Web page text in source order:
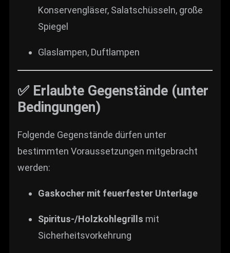
Konservengläser, Salatschüsseln, große
Spiegel
Glaslampen, Duftlampen
✅ Erlaubte Gegenstände (unter
Bedingungen)
Folgende Gegenstände dürfen unter
bestimmten Voraussetzungen mitgebracht
werden:
Gaskocher mit feuerfester Unterlage
Spiritus-/Holzkohlegrills mit
Sicherheitsvorkehrung